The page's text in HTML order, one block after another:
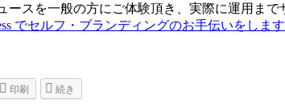
ースを一般の方にご体験頂き、実際に運用
でセルフ・ブランディングのお手伝いをします
印刷 続き